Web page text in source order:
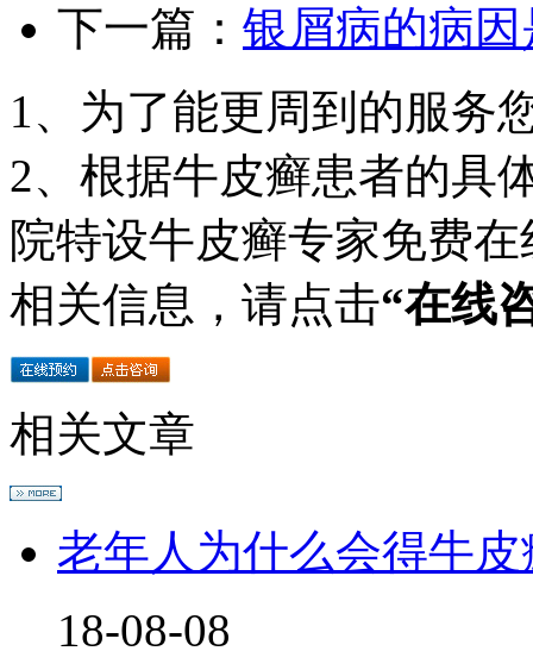
下一篇： 银屑病的病
1、为了能更周到的服务
2、根据牛皮癣患者的具
院特设牛皮癣专家免费
相关信息，请点击“在线
相关文章
老年人为什么会得牛皮
18-08-08